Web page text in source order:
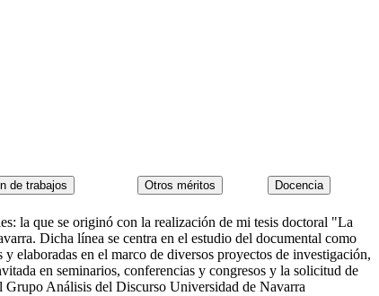
la que se originó con la realización de mi tesis doctoral "La
Dicha línea se centra en el estudio del documental como
elaboradas en el marco de diversos proyectos de investigación,
en seminarios, conferencias y congresos y la solicitud de
Grupo Análisis del Discurso Universidad de Navarra